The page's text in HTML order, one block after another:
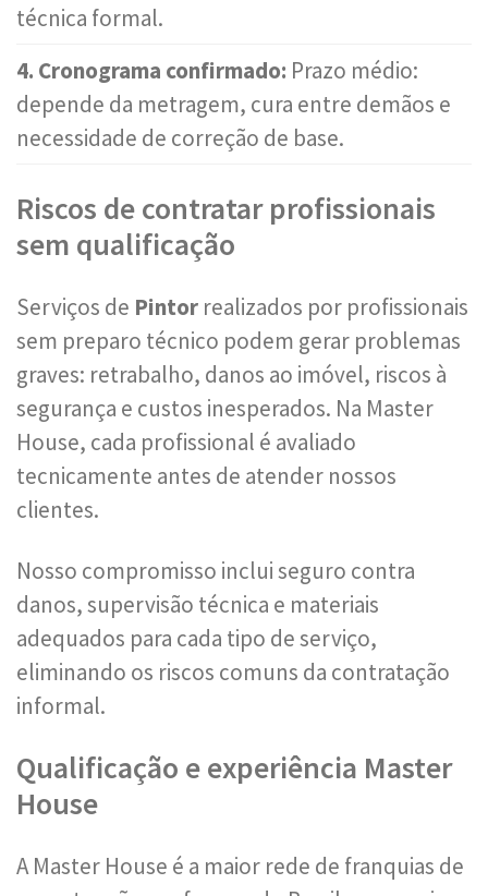
técnica formal.
4. Cronograma confirmado: Prazo médio:
depende da metragem, cura entre demãos e
necessidade de correção de base.
Riscos de contratar profissionais
sem qualificação
Serviços de Pintor realizados por profissionais
sem preparo técnico podem gerar problemas
graves: retrabalho, danos ao imóvel, riscos à
segurança e custos inesperados. Na Master
House, cada profissional é avaliado
tecnicamente antes de atender nossos
clientes.
Nosso compromisso inclui seguro contra
danos, supervisão técnica e materiais
adequados para cada tipo de serviço,
eliminando os riscos comuns da contratação
informal.
Qualificação e experiência Master
House
A Master House é a maior rede de franquias de